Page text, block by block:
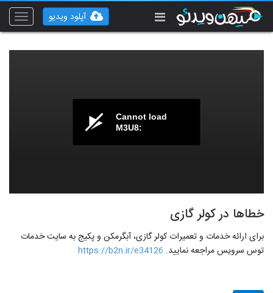
Toggle
آپلود ویدیو
Cannot load
M3U8:
خطاها در کولر گازی
برای ارائه خدمات و تعمیرات کولر گازی، آبگرمکن و پکیج به سایت خدمات
توس سرویس مراجعه نمایید. https://b2n.ir/e34126